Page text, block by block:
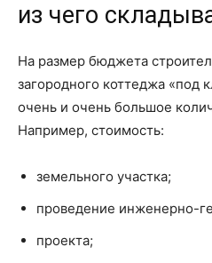
из чего
На размер бюджета
загородного коттеджа «под
очень и очень большое
Например, стоимость:
земельного участка;
проведение инженерно-
проекта;